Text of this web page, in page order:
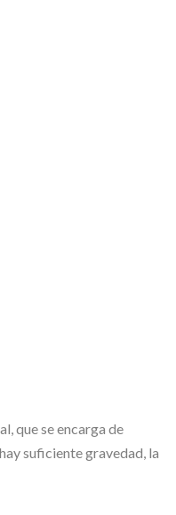
que se encarga de
suficiente gravedad, la